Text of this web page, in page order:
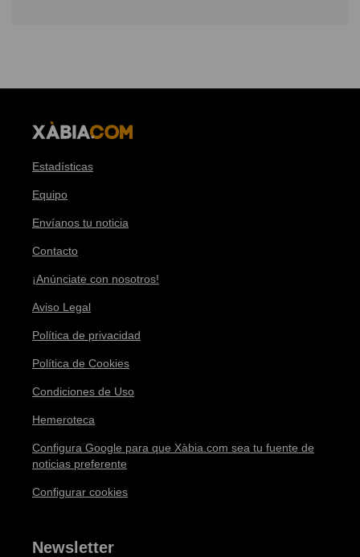
Estadísticas
Equipo
Envíanos tu noticia
Contacto
¡Anúnciate con nosotros!
Aviso Legal
Política de privacidad
Política de Cookies
Condiciones de Uso
Hemeroteca
Configura Google para que Xàbia.com sea tu fuente de
noticias preferente
Configurar cookies
Newsletter